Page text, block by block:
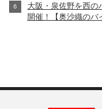
大阪・泉佐野を西の
開催！【奥沙織のバ